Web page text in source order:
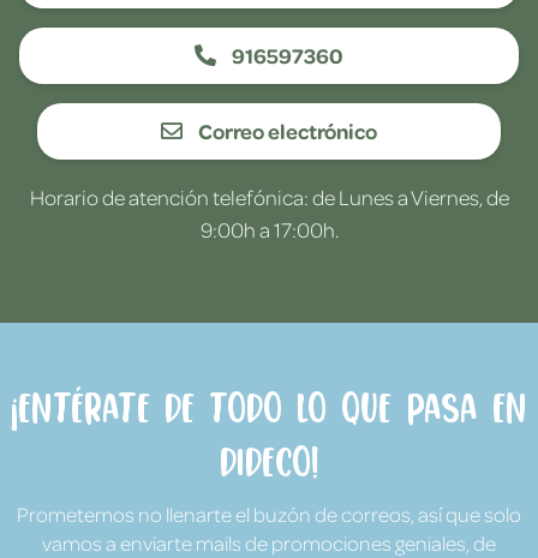
916597360
Correo electrónico
Horario de atención telefónica: de Lunes a Viernes, de
9:00h a 17:00h.
¡Entérate de todo lo que pasa en
Dideco!
Prometemos no llenarte el buzón de correos, así que solo
vamos a enviarte mails de promociones geniales, de